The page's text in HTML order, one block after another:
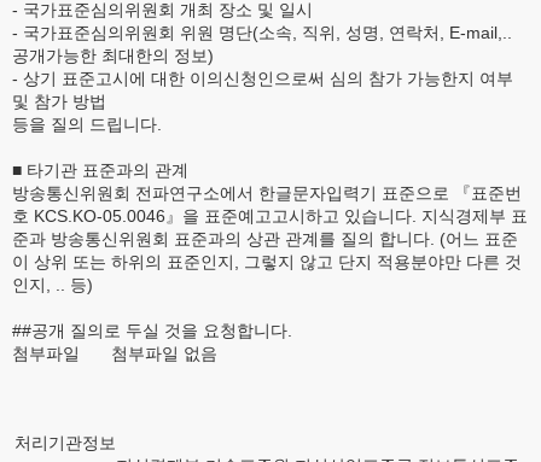
- 국가표준심의위원회 개최 장소 및 일시
- 국가표준심의위원회 위원 명단(소속, 직위, 성명, 연락처, E-mail,..
공개가능한 최대한의 정보)
- 상기 표준고시에 대한 이의신청인으로써 심의 참가 가능한지 여부
및 참가 방법
등을 질의 드립니다.
■ 타기관 표준과의 관계
방송통신위원회 전파연구소에서 한글문자입력기 표준으로 『표준번
호 KCS.KO-05.0046』을 표준예고고시하고 있습니다. 지식경제부 표
준과 방송통신위원회 표준과의 상관 관계를 질의 합니다. (어느 표준
이 상위 또는 하위의 표준인지, 그렇지 않고 단지 적용분야만 다른 것
인지, .. 등)
##공개 질의로 두실 것을 요청합니다.
첨부파일
첨부파일 없음
처리기관정보